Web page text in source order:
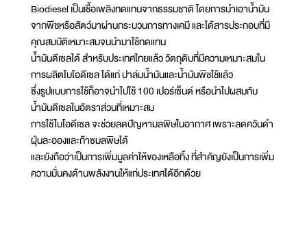
Biodiesel เป็นเชื้อเพลิงทดแทนจากธรรมชาติ โดยการนำเอาน้ำมัน
จากพืชหรือสัตว์มาผ่านกระบวนการทางเคมี และได้สารประกอบที่มี
คุณสมบัติเหมาะสมจนนำมาใช้ทดแทน
น้ำมันดีเซลได้ สำหรับประเทศไทยแล้ว วัตถุดิบที่มีความเหมาะสมใน
การผลิตไบโอดีเซล ได้แก่ ปาล์มน้ำมันและน้ำมันพืชใช้แล้ว
ซึ่งรูปแบบการใช้ก็อาจนำไปใช้ 100 เปอร์เซ็นต์ หรือนำไปผสมกับ
น้ำมันดีเซลในอัตราส่วนที่เหมาะสม
การใช้ไบโอดีเซล จะช่วยลดปัญหามลพิษในอากาศ เพราะลดควันดำ
ฝุ่นละอองและก๊าซมลพิษได้
และยังถือว่าเป็นการเพิ่มมูลค่าให้ของเหลือทิ้ง ที่สำคัญยังเป็นการเพิ่ม
ความมั่นคงด้านพลังงานให้แก่ประเทศได้อีกด้วย